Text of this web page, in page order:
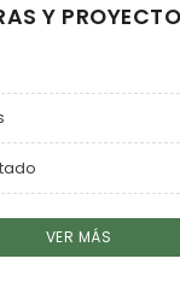
Y
VER MÁS